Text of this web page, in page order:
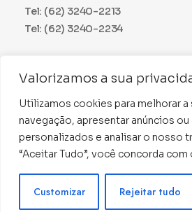
Valorizamos a sua
Utilizamos cookies para melhorar a
navegação, apresentar anúncios
personalizados e analisar o nosso
“Aceitar Tudo”, você concorda
Customizar Rejeitar tudo
Tel: (62) 3240-2213
Tel: (62) 3240-2234
Tel: (62) 3240-2230
CNPJ: 01.015.676/
Conselho Regional de
Todos os direitos
Desenvolvido por:
Precisa de